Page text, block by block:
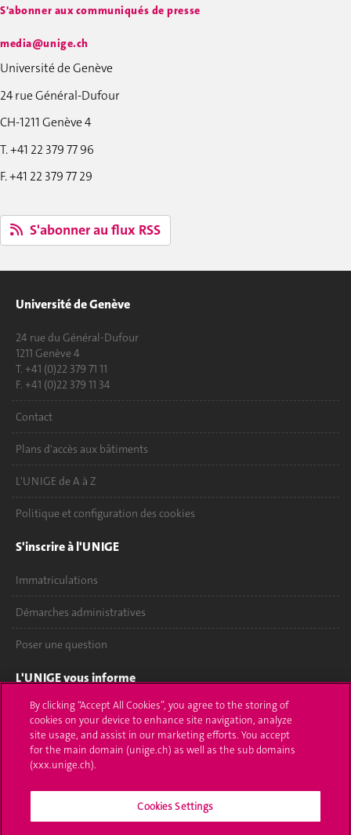
S'abonner aux communiqués de presse
media@unige.ch
Université de Genève
24 rue Général-Dufour
CH-1211 Genève 4
T. +41 22 379 77 96
F. +41 22 379 77 29
S'abonner au flux RSS
Université de Genève
24 rue du Général-Dufour
1211 Genève 4
T. +41 (0)22 379 71 11
F. +41 (0)22 379 11 34
Contact
Plans d'accès aux bâtiments
L'UNIGE de A à Z
Politique et configuration des cookies
S'inscrire à l'UNIGE
Immatriculations
Démarches administratives
Poser une question
L'UNIGE vous informe
UNIGE Mobile
Médias
Offres d'emploi
By clicking “Accept All Cookies”, you agree to the storing of
cookies on your device to enhance site navigation, analyze
site usage, and assist in our marketing efforts. You accept
for the main domain (unige.ch) as well as the sub domains
(xxx.unige.ch).
Cookies Settings